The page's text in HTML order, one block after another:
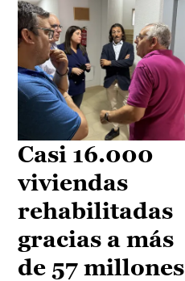
Casi 16.000
viviendas
rehabilitadas
gracias a más
de 57 millones